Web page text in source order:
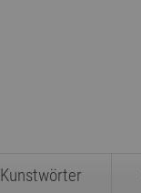
Kunstwörter